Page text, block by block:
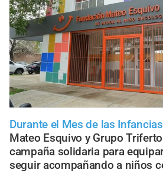
Durante el Mes de las Infancias
Mateo Esquivo y Grupo
campaña solidaria para
seguir acompañando a niños